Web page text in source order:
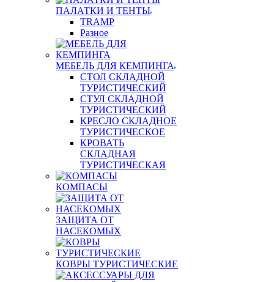
ПАЛАТКИ И ТЕНТЫ
TRAMP
Разное
МЕБЕЛЬ ДЛЯ КЕМПИНГА
СТОЛ СКЛАДНОЙ
ТУРИСТИЧЕСКИЙ
СТУЛ СКЛАДНОЙ
ТУРИСТИЧЕСКИЙ
КРЕСЛО СКЛАДНОЕ
ТУРИСТИЧЕСКОЕ
КРОВАТЬ
СКЛАДНАЯ
ТУРИСТИЧЕСКАЯ
КОМПАСЫ
ЗАЩИТА ОТ
НАСЕКОМЫХ
КОВРЫ ТУРИСТИЧЕСКИЕ